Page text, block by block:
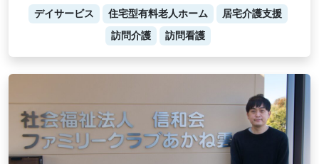
デイサービス 住宅型有料老人ホーム
居宅介護支援
訪問介護
訪問看護